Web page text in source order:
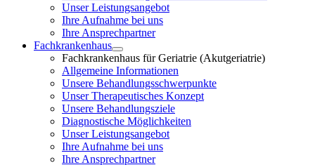
Unser Leistungsangebot
Ihre Aufnahme bei uns
Ihre Ansprechpartner
Fachkrankenhaus
Fachkrankenhaus für Geriatrie (Akutgeriatrie)
Allgemeine Informationen
Unsere Behandlungsschwerpunkte
Unser Therapeutisches Konzept
Unsere Behandlungsziele
Diagnostische Möglichkeiten
Unser Leistungsangebot
Ihre Aufnahme bei uns
Ihre Ansprechpartner